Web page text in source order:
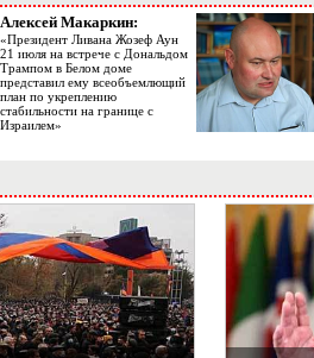
Алексей Макаркин:
«Президент Ливана Жозеф Аун
21 июля на встрече с Дональдом
Трампом в Белом доме
представил ему всеобъемлющий
план по укреплению
стабильности на границе с
Израилем»